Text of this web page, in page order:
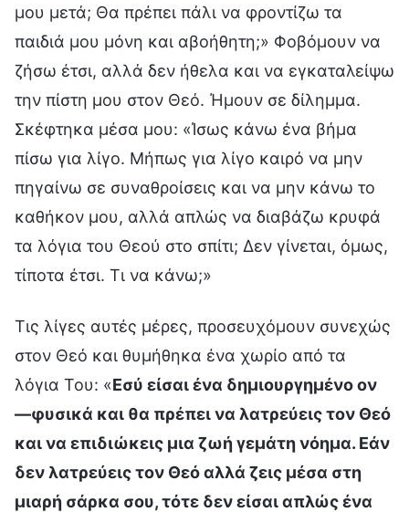
μου μετά; Θα πρέπει πάλι να φροντίζω τα
παιδιά μου μόνη και αβοήθητη;» Φοβόμουν να
ζήσω έτσι, αλλά δεν ήθελα και να εγκαταλείψω
την πίστη μου στον Θεό. Ήμουν σε δίλημμα.
Σκέφτηκα μέσα μου: «Ίσως κάνω ένα βήμα
πίσω για λίγο. Μήπως για λίγο καιρό να μην
πηγαίνω σε συναθροίσεις και να μην κάνω το
καθήκον μου, αλλά απλώς να διαβάζω κρυφά
τα λόγια του Θεού στο σπίτι; Δεν γίνεται, όμως,
τίποτα έτσι. Τι να κάνω;»
Τις λίγες αυτές μέρες, προσευχόμουν συνεχώς
στον Θεό και θυμήθηκα ένα χωρίο από τα
λόγια Του: «Εσύ είσαι ένα δημιουργημένο ον
—φυσικά και θα πρέπει να λατρεύεις τον Θεό
και να επιδιώκεις μια ζωή γεμάτη νόημα. Εάν
δεν λατρεύεις τον Θεό αλλά ζεις μέσα στη
μιαρή σάρκα σου, τότε δεν είσαι απλώς ένα